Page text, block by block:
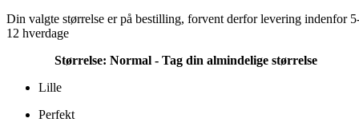
Din valgte størrelse er på bestilling, forvent derfor levering indenfor
12 hverdage
Størrelse: Normal - Tag din almindelige størrelse
Lille
Perfekt